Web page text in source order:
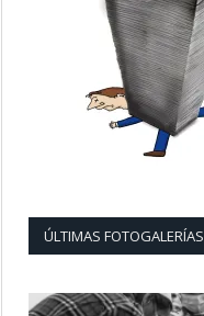
ÚLTIMAS FOTOGALERÍAS